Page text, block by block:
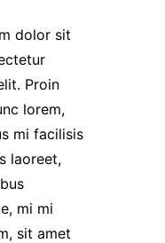
dolor sit
Proin
lorem,
mi facilisis
laoreet,
mi mi
sit amet